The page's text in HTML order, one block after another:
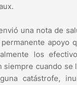
una nota de
apoyo
los
siempre cuando se
catástrofe,